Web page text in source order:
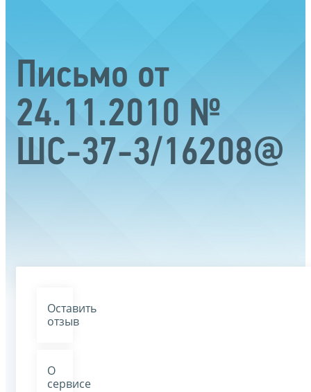
Письмо от
24.11.2010 №
ШС-37-3/16208@
Оставить
отзыв
О
сервисе